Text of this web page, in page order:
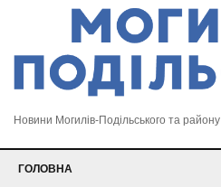
Новини Могилів-Подільського та району
ГОЛОВНА